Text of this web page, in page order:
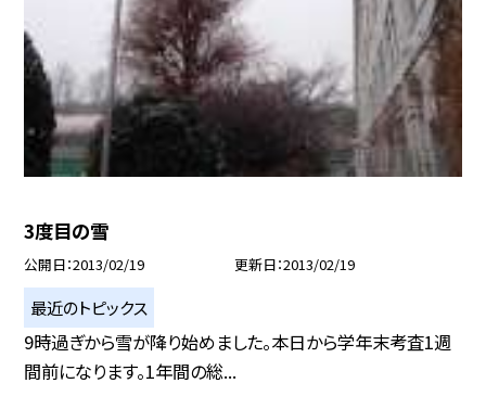
3度目の雪
公開日 2013/02/19 更新日 2013/02/19
最近のトピックス
9時過ぎから雪が降り始めました。本日から学年末考査1週
間前になります。1年間の総...